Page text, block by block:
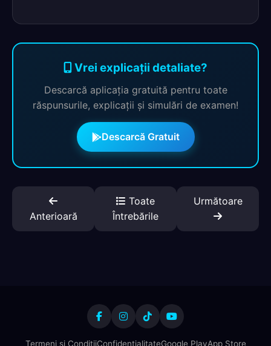
Vrei explicații detaliate?
Descarcă aplicația gratuită pentru toate
răspunsurile, explicații și simulări de examen!
Descarcă Gratuit
Anterioară
Toate
Întrebările
Următoare
Termeni și CondițiiConfidențialitateGoogle PlayApp Store